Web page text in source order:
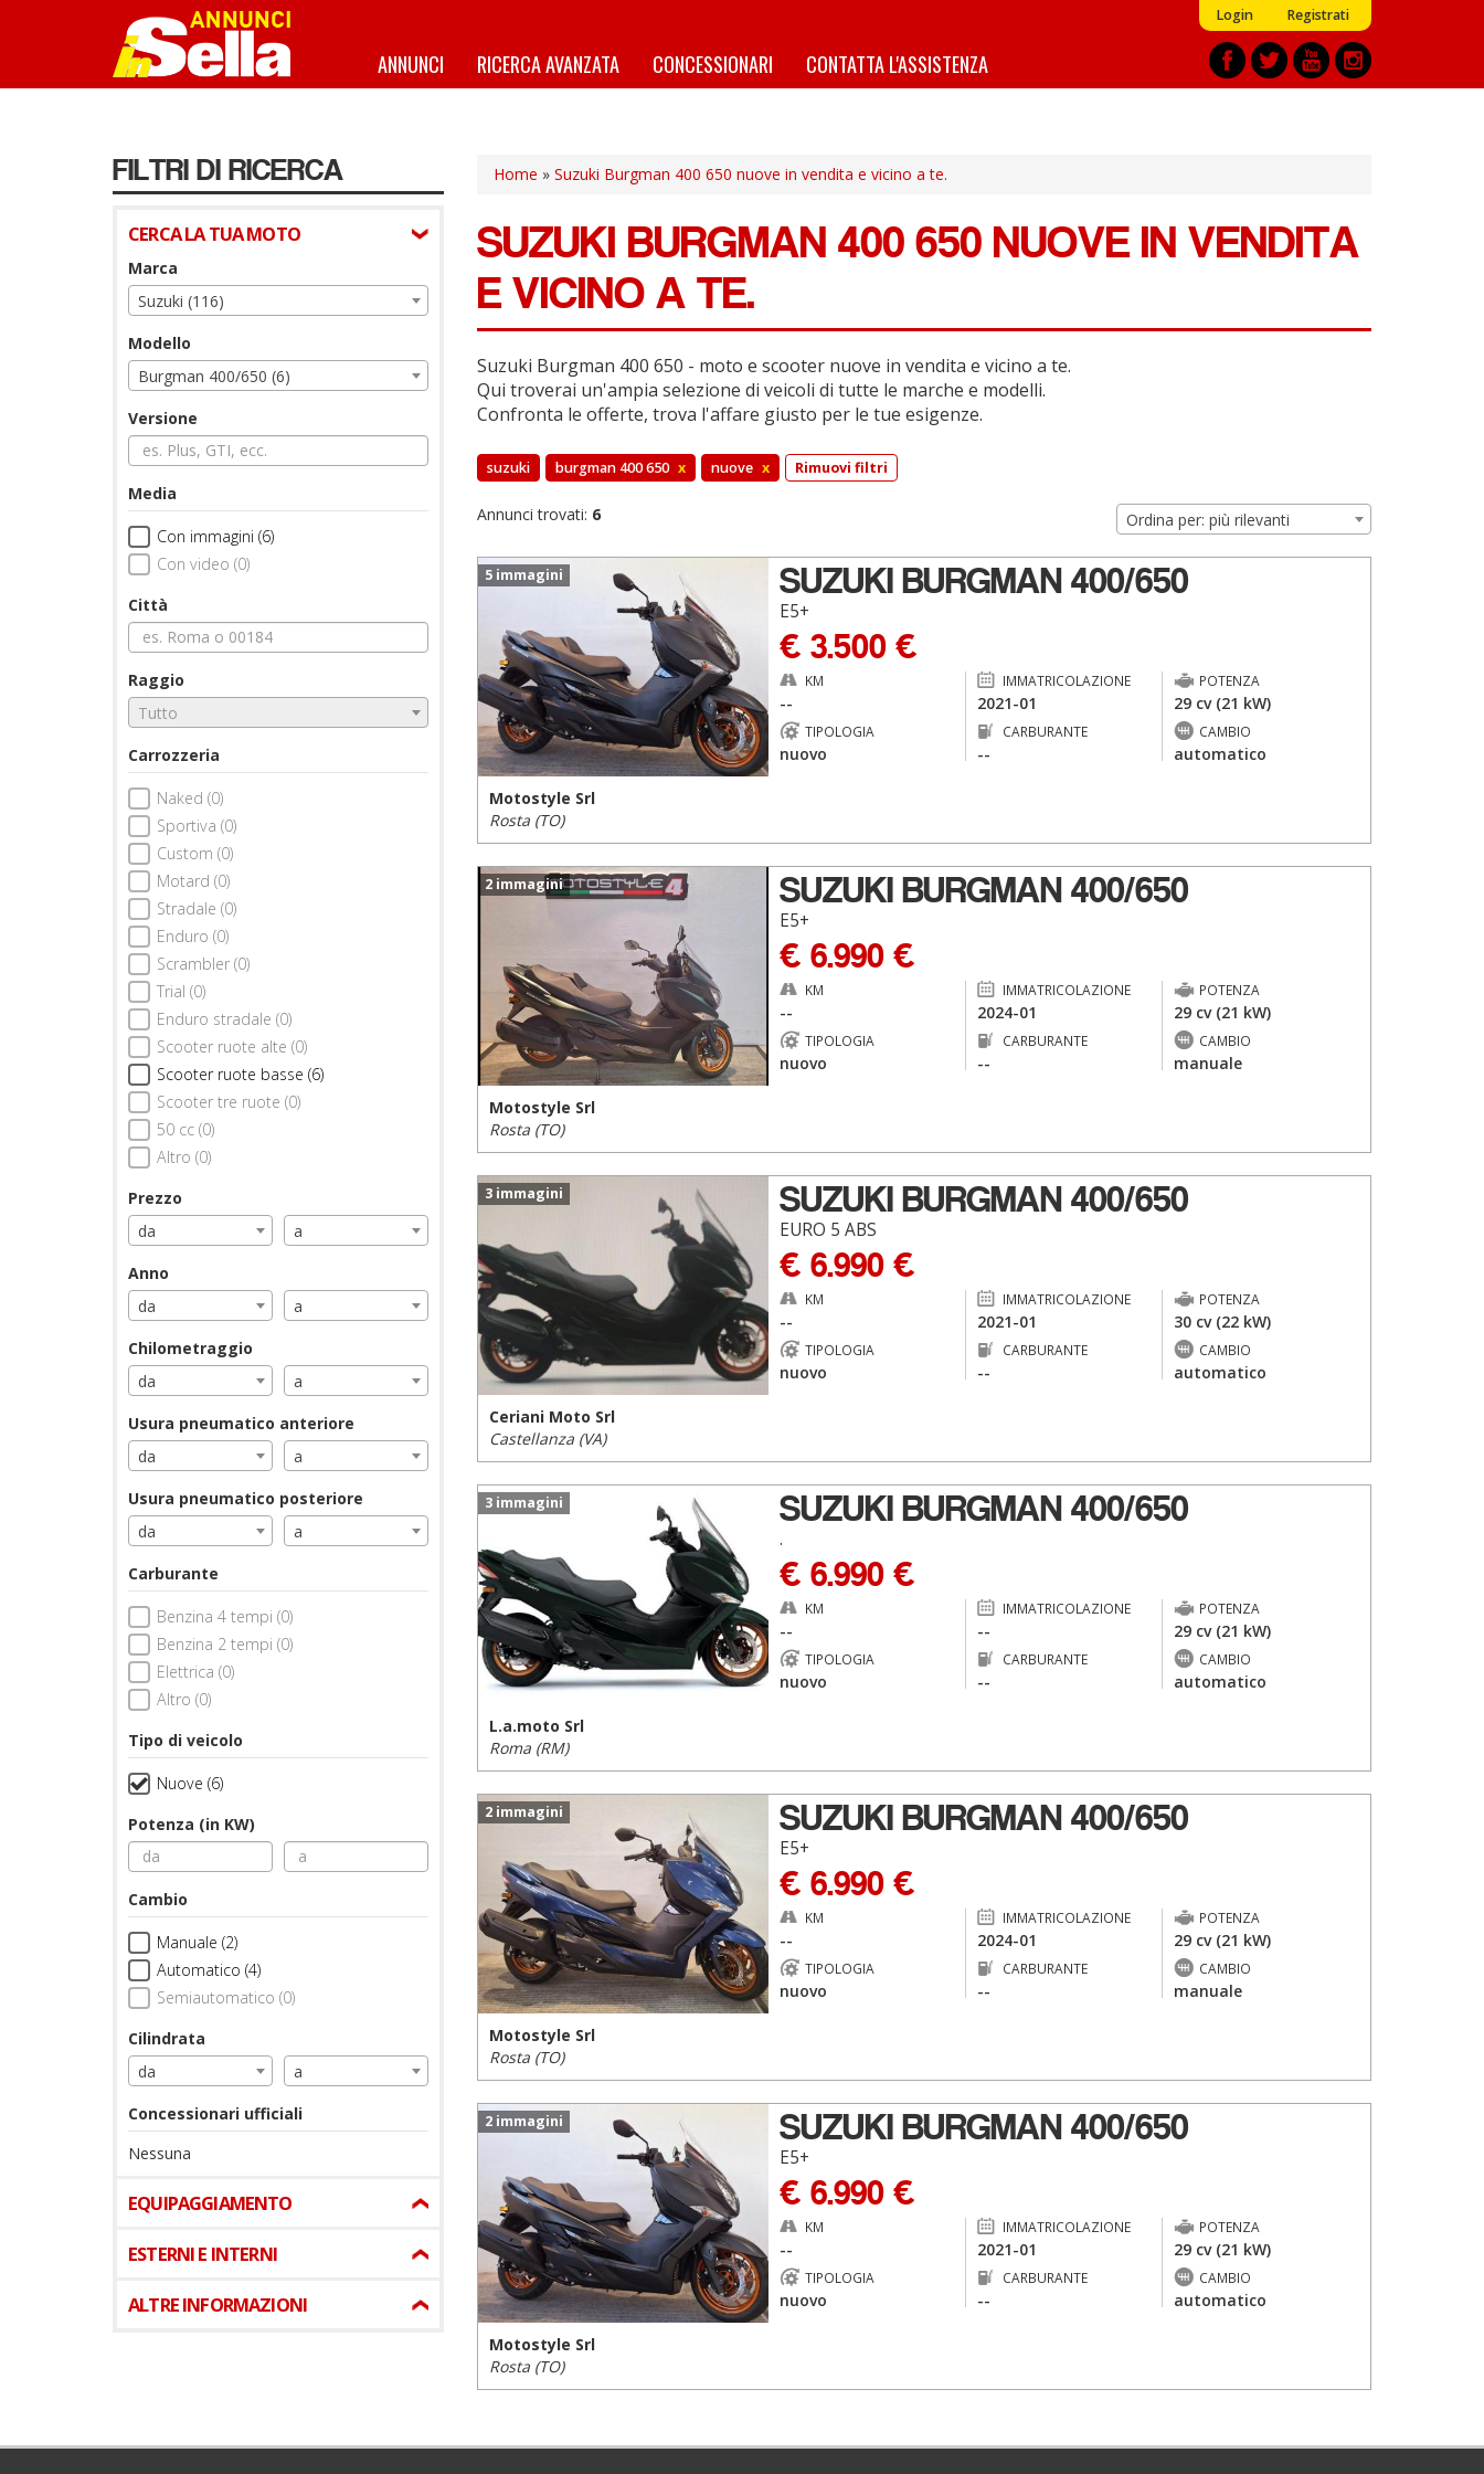
Login Registrati
ANNUNCI RICERCA AVANZATA CONCESSIONARI CONTATTA L'ASSISTENZA
FILTRI DI RICERCA
CERCA LA TUA MOTO
Marca
Suzuki (116)
Modello
Burgman 400/650 (6)
Versione
Media
Con immagini (6)
Con video (0)
Città
Raggio
Tutto
Carrozzeria
Naked (0)
Sportiva (0)
Custom (0)
Motard (0)
Stradale (0)
Enduro (0)
Scrambler (0)
Trial (0)
Enduro stradale (0)
Scooter ruote alte (0)
Scooter ruote basse (6)
Scooter tre ruote (0)
50 cc (0)
Altro (0)
Prezzo
da
a
Anno
da
a
Chilometraggio
da
a
Usura pneumatico anteriore
da
a
Usura pneumatico posteriore
da
a
Carburante
Benzina 4 tempi (0)
Benzina 2 tempi (0)
Elettrica (0)
Altro (0)
Tipo di veicolo
Nuove (6)
Potenza (in KW)
Cambio
Manuale (2)
Automatico (4)
Semiautomatico (0)
Cilindrata
da
a
Concessionari ufficiali
Nessuna
EQUIPAGGIAMENTO
ESTERNI E INTERNI
ALTRE INFORMAZIONI
Home » Suzuki Burgman 400 650 nuove in vendita e vicino a te.
SUZUKI BURGMAN 400 650 NUOVE IN VENDITA
E VICINO A TE.
Suzuki Burgman 400 650 - moto e scooter nuove in vendita e vicino a te.
Qui troverai un'ampia selezione di veicoli di tutte le marche e modelli.
Confronta le offerte, trova l'affare giusto per le tue esigenze.
suzuki burgman 400 650 x nuove x Rimuovi filtri
Annunci trovati: 6 Ordina per: più rilevanti
5 immagini SUZUKI BURGMAN 400/650
E5+
€ 3.500 €
KM
--
IMMATRICOLAZIONE
2021-01
POTENZA
29 cv (21 kW)
TIPOLOGIA
nuovo
CARBURANTE
--
CAMBIO
automatico
Motostyle Srl
Rosta (TO)
2 immagini SUZUKI BURGMAN 400/650
E5+
€ 6.990 €
KM
--
IMMATRICOLAZIONE
2024-01
POTENZA
29 cv (21 kW)
TIPOLOGIA
nuovo
CARBURANTE
--
CAMBIO
manuale
Motostyle Srl
Rosta (TO)
3 immagini SUZUKI BURGMAN 400/650
EURO 5 ABS
€ 6.990 €
KM
--
IMMATRICOLAZIONE
2021-01
POTENZA
30 cv (22 kW)
TIPOLOGIA
nuovo
CARBURANTE
--
CAMBIO
automatico
Ceriani Moto Srl
Castellanza (VA)
3 immagini SUZUKI BURGMAN 400/650
.
€ 6.990 €
KM
--
IMMATRICOLAZIONE
--
POTENZA
29 cv (21 kW)
TIPOLOGIA
nuovo
CARBURANTE
--
CAMBIO
automatico
L.a.moto Srl
Roma (RM)
2 immagini SUZUKI BURGMAN 400/650
E5+
€ 6.990 €
KM
--
IMMATRICOLAZIONE
2024-01
POTENZA
29 cv (21 kW)
TIPOLOGIA
nuovo
CARBURANTE
--
CAMBIO
manuale
Motostyle Srl
Rosta (TO)
2 immagini SUZUKI BURGMAN 400/650
E5+
€ 6.990 €
KM
--
IMMATRICOLAZIONE
2021-01
POTENZA
29 cv (21 kW)
TIPOLOGIA
nuovo
CARBURANTE
--
CAMBIO
automatico
Motostyle Srl
Rosta (TO)